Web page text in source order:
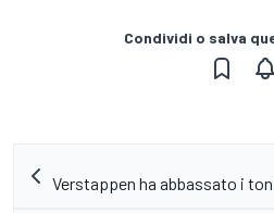
Condividi o salva
Verstappen ha abbassato i